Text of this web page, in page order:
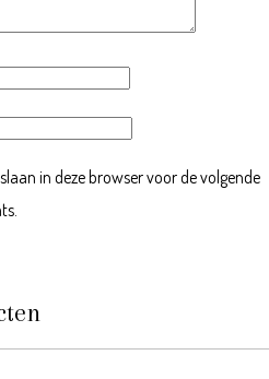
in deze browser voor de volgende